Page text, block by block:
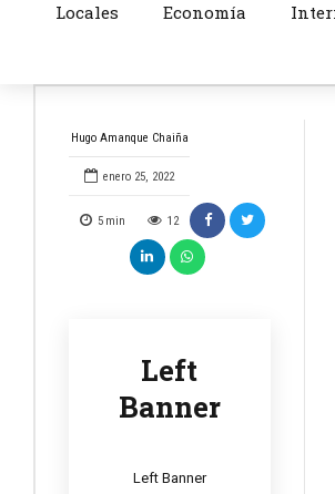
Locales Economía
Hugo Amanque Chaiña
enero 25, 2022
5 min 12
Left
Banner
Left Banner